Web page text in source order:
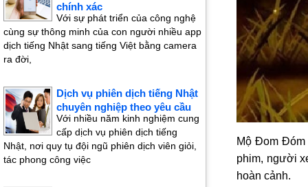
Mộ Đom Đóm
phim, người
hoàn cảnh.
chính xác
Với sự phát triển của công nghệ
cùng sự thông minh của con người nhiều app
dịch tiếng Nhật sang tiếng Việt bằng camera
ra đời,
Dịch vụ phiên dịch tiếng Nhật
chuyên nghiệp theo yêu cầu
Với nhiều năm kinh nghiệm cung
cấp dịch vụ phiên dịch tiếng
Nhật, nơi quy tụ đội ngũ phiên dịch viên giỏi,
tác phong công việc